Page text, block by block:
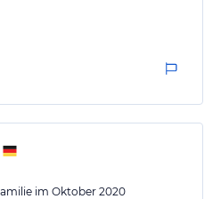
im Oktober 2020